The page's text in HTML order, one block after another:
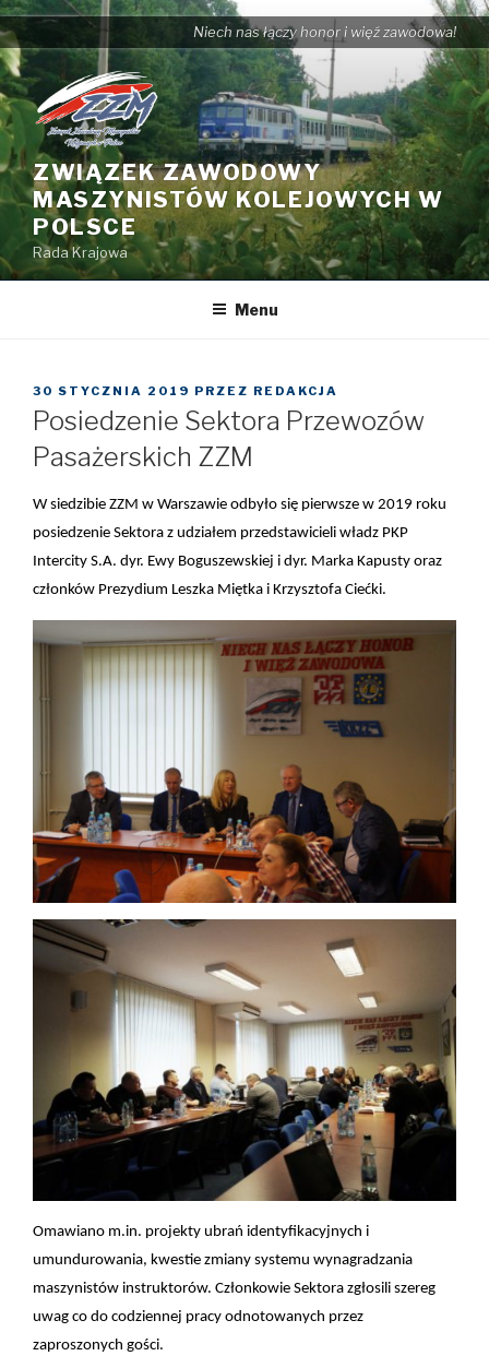
Przejdź
do
treści
Niech nas łączy honor i więź zawodowa!
ZWIĄZEK ZAWODOWY
MASZYNISTÓW KOLEJOWYCH W
POLSCE
Rada Krajowa
Menu
OPUBLIKOWANE
W
30 STYCZNIA 2019 PRZEZ REDAKCJA
Posiedzenie Sektora Przewozów
Pasażerskich ZZM
W siedzibie ZZM w Warszawie odbyło się pierwsze w 2019 roku
posiedzenie Sektora z udziałem przedstawicieli władz PKP
Intercity S.A. dyr. Ewy Boguszewskiej i dyr. Marka Kapusty oraz
członków Prezydium Leszka Miętka i Krzysztofa Ciećki.
Omawiano m.in. projekty ubrań identyfikacyjnych i
umundurowania, kwestie zmiany systemu wynagradzania
maszynistów instruktorów. Członkowie Sektora zgłosili szereg
uwag co do codziennej pracy odnotowanych przez
zaproszonych gości.